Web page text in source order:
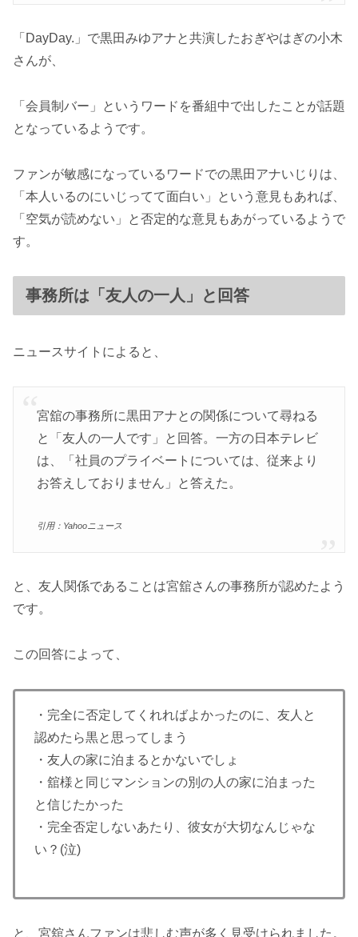
「DayDay.」で黒田みゆアナと共演したおぎやはぎの小木
さんが、
「会員制バー」というワードを番組中で出したことが話題
となっているようです。
ファンが敏感になっているワードでの黒田アナいじりは、
「本人いるのにいじってて面白い」という意見もあれば、
「空気が読めない」と否定的な意見もあがっているようで
す。
事務所は「友人の一人」と回答
ニュースサイトによると、
宮舘の事務所に黒田アナとの関係について尋ねる
と「友人の一人です」と回答。一方の日本テレビ
は、「社員のプライベートについては、従来より
お答えしておりません」と答えた。
引用：Yahooニュース
と、友人関係であることは宮舘さんの事務所が認めたよう
です。
この回答によって、
・完全に否定してくれればよかったのに、友人と
認めたら黒と思ってしまう
・友人の家に泊まるとかないでしょ
・舘様と同じマンションの別の人の家に泊まった
と信じたかった
・完全否定しないあたり、彼女が大切なんじゃな
い？(泣)
と、宮舘さんファンは悲しむ声が多く見受けられました。